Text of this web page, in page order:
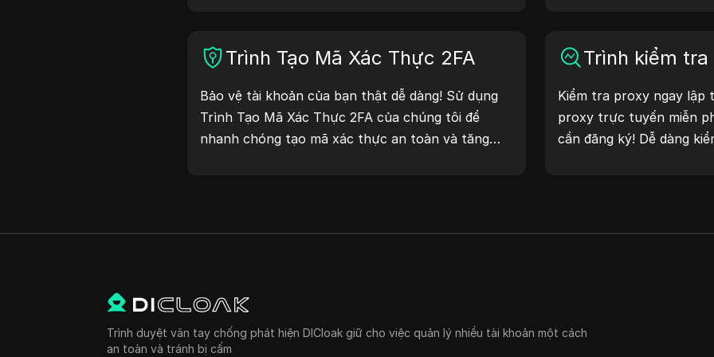
mục đích khác. Đơn giản
ngay hôm nay!
Trình Tạo Mã Xác Thực 2FA
Bảo vệ tài khoản của bạn thật dễ dàng! Sử dụng
Trình Tạo Mã Xác Thực 2FA của chúng tôi để
nhanh chóng tạo mã xác thực an toàn và tăng
Trình kiểm tra
Kiểm tra proxy ngay lập
proxy trực tuyến miễn
cần đăng ký! Dễ dàng
Trình duyệt vân tay chống phát hiện DICloak giữ cho việc quản lý nhiều tài khoản một cách
an toàn và tránh bị cấm